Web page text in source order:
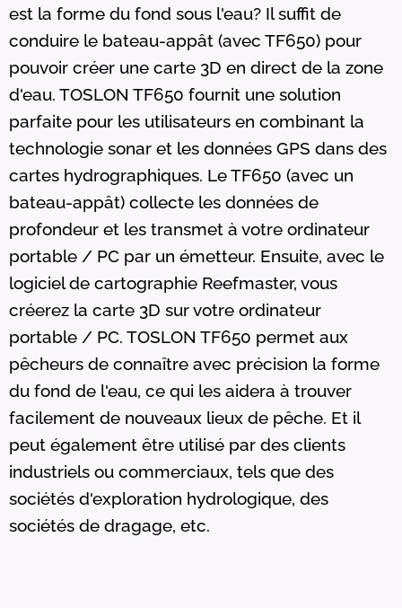
est la forme du fond sous l'eau? Il suffit de
conduire le bateau-appât (avec TF650) pour
pouvoir créer une carte 3D en direct de la zone
d'eau. TOSLON TF650 fournit une solution
parfaite pour les utilisateurs en combinant la
technologie sonar et les données GPS dans des
cartes hydrographiques. Le TF650 (avec un
bateau-appât) collecte les données de
profondeur et les transmet à votre ordinateur
portable / PC par un émetteur. Ensuite, avec le
logiciel de cartographie Reefmaster, vous
créerez la carte 3D sur votre ordinateur
portable / PC. TOSLON TF650 permet aux
pêcheurs de connaître avec précision la forme
du fond de l'eau, ce qui les aidera à trouver
facilement de nouveaux lieux de pêche. Et il
peut également être utilisé par des clients
industriels ou commerciaux, tels que des
sociétés d'exploration hydrologique, des
sociétés de dragage, etc.